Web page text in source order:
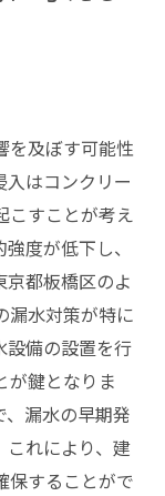
を及ぼす可能性
はコンクリー
こすことが考え
度が低下し、
都板橋区のよ
漏水対策が特に
設備の設置を行
が鍵となりま
漏水の早期発
これにより、建
保することがで